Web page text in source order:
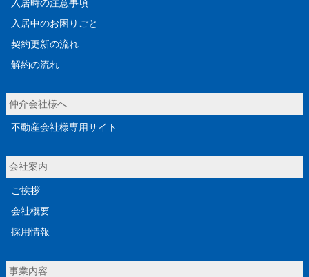
入居時の注意事項
入居中のお困りごと
契約更新の流れ
解約の流れ
仲介会社様へ
不動産会社様専用サイト
会社案内
ご挨拶
会社概要
採用情報
事業内容